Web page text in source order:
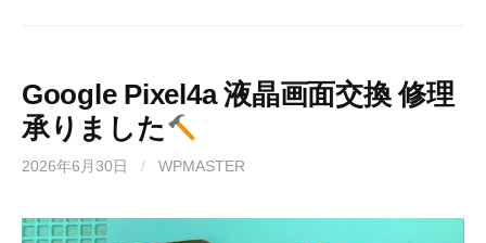
Google Pixel4a 液晶画面交換 修理
承りました
2026年6月30日 / WPMASTER